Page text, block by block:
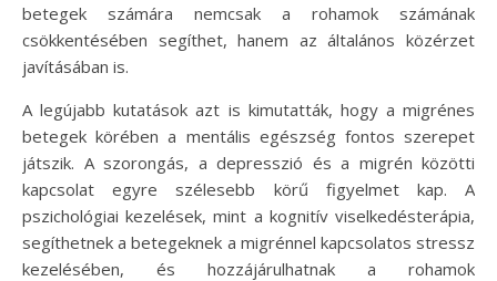
betegek számára nemcsak a rohamok számának
csökkentésében segíthet, hanem az általános közérzet
javításában is.
A legújabb kutatások azt is kimutatták, hogy a migrénes
betegek körében a mentális egészség fontos szerepet
játszik. A szorongás, a depresszió és a migrén közötti
kapcsolat egyre szélesebb körű figyelmet kap. A
pszichológiai kezelések, mint a kognitív viselkedésterápia,
segíthetnek a betegeknek a migrénnel kapcsolatos stressz
kezelésében, és hozzájárulhatnak a rohamok